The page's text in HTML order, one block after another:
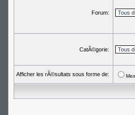
Forum:
CatÃ©gorie:
Afficher les rÃ©sultats sous forme de: